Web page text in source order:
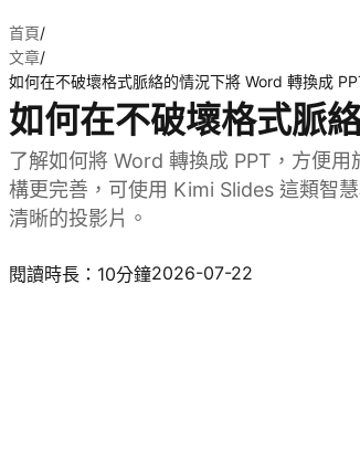
首頁/
文章/
如何在不破壞格式脈絡的情況下將 Word 轉換成
如何在不破壞格式脈
了解如何將 Word 轉換成 PPT，方便
構更完善，可使用 Kimi Slides 這類智
清晰的投影片。
閱讀時長：10分鐘2026-07-22